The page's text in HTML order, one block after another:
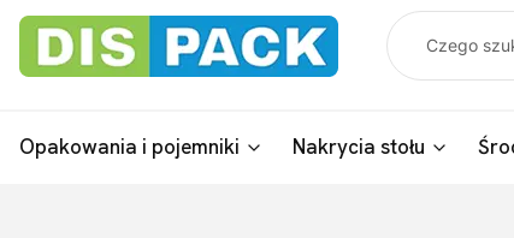
Opakowania i pojemniki Nakrycia stołu